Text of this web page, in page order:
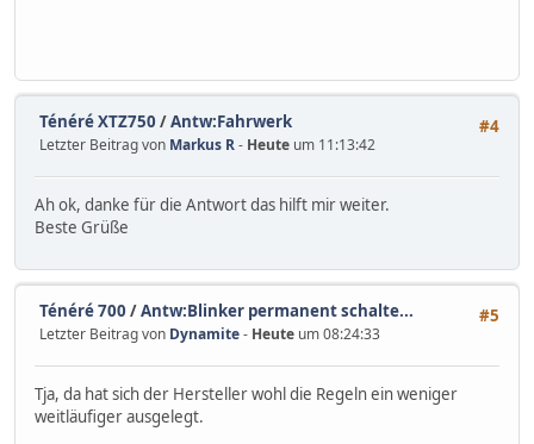
#4
Ténéré XTZ750 /Antw:Fahrwerk
Letzter Beitrag von Markus R- Heute um 11:13:42
Ah ok, danke für die Antwort das hilft mir weiter.
Beste Grüße
#5
Ténéré 700 /Antw:Blinker permanent schalte...
Letzter Beitrag von Dynamite- Heute um 08:24:33
Tja, da hat sich der Hersteller wohl die Regeln ein weniger
weitläufiger ausgelegt.